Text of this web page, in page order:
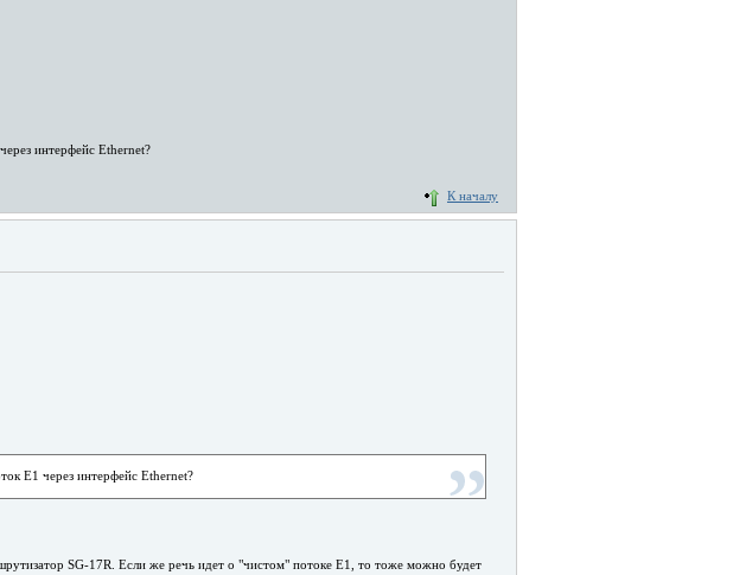
интерфейс Ethernet?
К началу
Е1 через интерфейс Ethernet?
SG-17R. Если же речь идет о "чистом" потоке E1, то тоже можно будет